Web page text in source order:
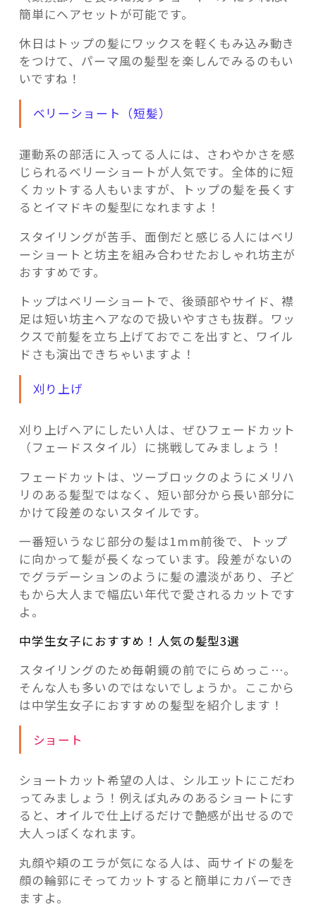
簡単にヘアセットが可能です。
休日はトップの髪にワックスを軽くもみ込み動き
をつけて、パーマ風の髪型を楽しんでみるのもい
いですね！
ベリーショート（短髪）
運動系の部活に入ってる人には、さわやかさを感
じられるベリーショートが人気です。全体的に短
くカットする人もいますが、トップの髪を長くす
るとイマドキの髪型になれますよ！
スタイリングが苦手、面倒だと感じる人にはベリ
ーショートと坊主を組み合わせたおしゃれ坊主が
おすすめです。
トップはベリーショートで、後頭部やサイド、襟
足は短い坊主ヘアなので扱いやすさも抜群。ワッ
クスで前髪を立ち上げておでこを出すと、ワイル
ドさも演出できちゃいますよ！
刈り上げ
刈り上げヘアにしたい人は、ぜひフェードカット
（フェードスタイル）に挑戦してみましょう！
フェードカットは、ツーブロックのようにメリハ
リのある髪型ではなく、短い部分から長い部分に
かけて段差のないスタイルです。
一番短いうなじ部分の髪は1mm前後で、トップ
に向かって髪が長くなっています。段差がないの
でグラデーションのように髪の濃淡があり、子ど
もから大人まで幅広い年代で愛されるカットです
よ。
中学生女子におすすめ！人気の髪型3選
スタイリングのため毎朝鏡の前でにらめっこ…。
そんな人も多いのではないでしょうか。ここから
は中学生女子におすすめの髪型を紹介します！
ショート
ショートカット希望の人は、シルエットにこだわ
ってみましょう！例えば丸みのあるショートにす
ると、オイルで仕上げるだけで艶感が出せるので
大人っぽくなれます。
丸顔や頬のエラが気になる人は、両サイドの髪を
顔の輪郭にそってカットすると簡単にカバーでき
ますよ。